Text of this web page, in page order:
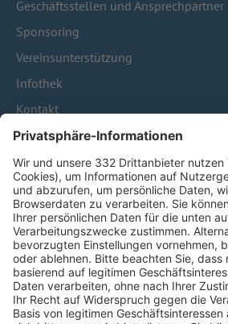
Geschäftsstellen und Ansprechpartner
Sponsoring
Vereinsunterstützung
Infothek
Kontakt
HÄUFIG BESUCHTE SEITEN
Pässe und Vereinswechsel
Trainerausbildung
Schulungsangebot Vereinsmitarbeiter
BFV-Geschäftsstellen
Trainerbörse
Login SpielPlus